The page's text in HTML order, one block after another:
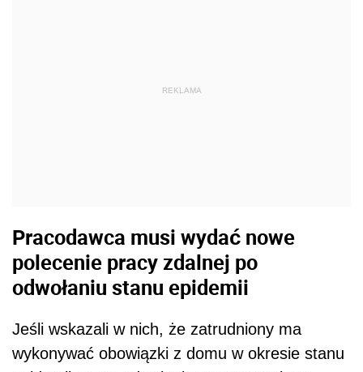
REKLAMA
Pracodawca musi wydać nowe
polecenie pracy zdalnej po
odwołaniu stanu epidemii
Jeśli wskazali w nich, że zatrudniony ma
wykonywać obowiązki z domu w okresie stanu